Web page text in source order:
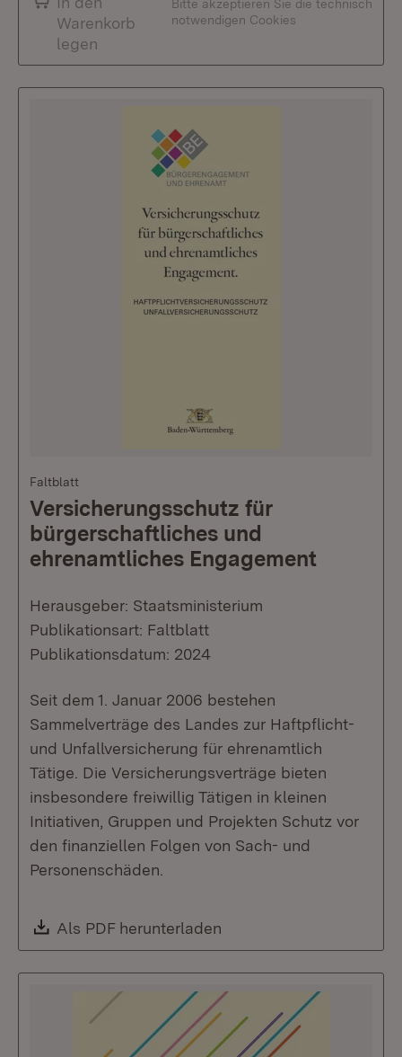
Warenkorb
legen
Bitte akzeptieren Sie die technisch
notwendigen Cookies
Faltblatt
Versicherungsschutz für
bürgerschaftliches und
ehrenamtliches Engagement
Herausgeber: Staatsministerium
Publikationsart: Faltblatt
Publikationsdatum: 2024
Seit dem 1. Januar 2006 bestehen
Sammelverträge des Landes zur Haftpflicht-
und Unfallversicherung für ehrenamtlich
Tätige. Die Versicherungsverträge bieten
insbesondere freiwillig Tätigen in kleinen
Initiativen, Gruppen und Projekten Schutz vor
den finanziellen Folgen von Sach- und
Personenschäden.
Download:
Als PDF herunterladen